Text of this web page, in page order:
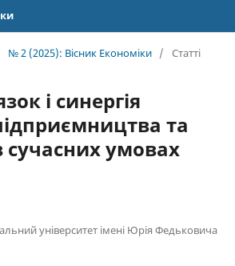
№ 2 (2025): Вісник Економіки / Статті
і синергія
та
сучасних умовах
університет імені Юрія Федьковича